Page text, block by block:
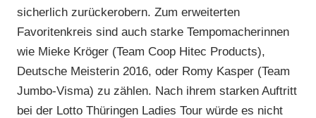
sicherlich zurückerobern. Zum erweiterten
Favoritenkreis sind auch starke Tempomacherinnen
wie Mieke Kröger (Team Coop Hitec Products),
Deutsche Meisterin 2016, oder Romy Kasper (Team
Jumbo-Visma) zu zählen. Nach ihrem starken Auftritt
bei der Lotto Thüringen Ladies Tour würde es nicht